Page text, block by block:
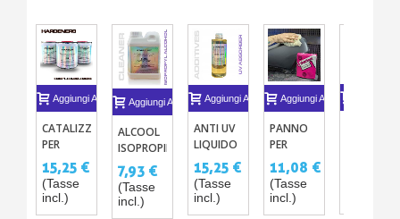
Aggiungi Al Carrello
CATALIZZATORE
PER
TRASPARENTE
UHS 830
15,25 €
(Tasse
incl.)
Aggiungi Al Carrello
ALCOOL
ISOPROPILICO
(PROPANOLO)
1L
7,93 €
(Tasse
incl.)
Aggiungi Al Carrello
ANTI UV
LIQUIDO
15,25 €
(Tasse
incl.)
Aggiungi Al Carrello
PANNO
PER
ASCIUGARE
LA
CARROZZERIA
TACKCLOTH
11,08 €
(Tasse
incl.)